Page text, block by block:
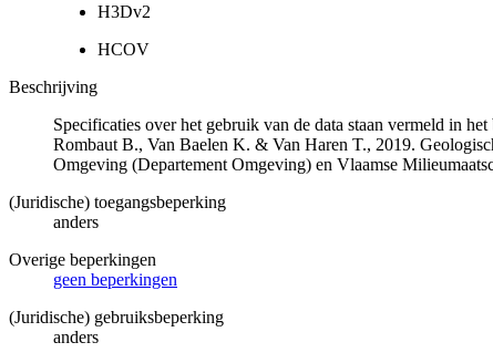
H3Dv2
HCOV
Beschrijving
Specificaties over het gebruik van de data staan vermeld in
Rombaut B., Van Baelen K. & Van Haren T., 2019.
Omgeving (Departement Omgeving) en Vlaamse
(Juridische) toegangsbeperking
anders
Overige beperkingen
geen beperkingen
(Juridische) gebruiksbeperking
anders